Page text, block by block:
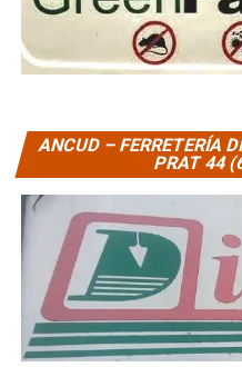
ANCUD – FERRETERÍA
PRAT 44